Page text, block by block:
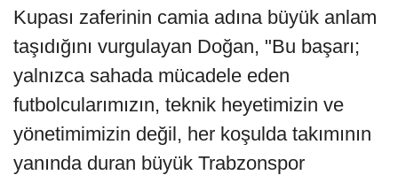
Kupası zaferinin camia adına büyük anlam
taşıdığını vurgulayan Doğan, "Bu başarı;
yalnızca sahada mücadele eden
futbolcularımızın, teknik heyetimizin ve
yönetimimizin değil, her koşulda takımının
yanında duran büyük Trabzonspor